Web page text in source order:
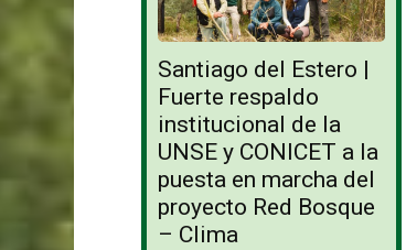
Santiago del Estero |
Fuerte respaldo
institucional de la
UNSE y CONICET a la
puesta en marcha del
proyecto Red Bosque
– Clima